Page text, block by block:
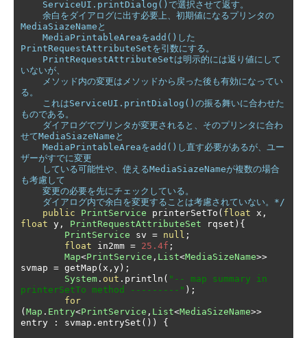
MediaSiazeNameと
PrintRequestAttributeSetを引数にする。
いないが、
る。
ものである。
せてMediaSiazeNameと
ザーがすでに変更
も考慮して
    ダイアログ内で余白を変更することは考慮されていない。*/
public
PrintService printerSetTo ( float x ,
float y , PrintRequestAttributeSet rqset ){
PrintService sv = null ;
float in2mm = 25.4f ;
Map<PrintService , List<MediaSizeName>>
svmap = getMap ( x , y);
System . out . println ( "-- map summary in
printerSetTo method ---------" );
for
(Map . Entry<PrintService , List<MediaSizeName>>
entry
: svmap . entrySet ()) {